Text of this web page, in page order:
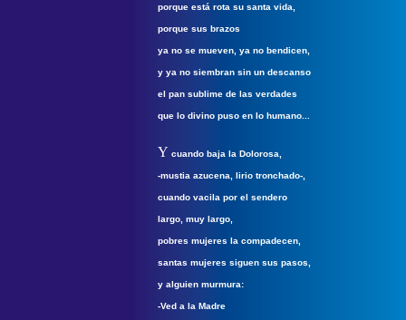
porque está rota su santa vida,
porque sus brazos
ya no se mueven, ya no bendicen,
y ya no siembran sin un descanso
el pan sublime de las verdades
que lo divino puso en lo humano...
Y cuando baja la Dolorosa,
-mustia azucena, lirio tronchado-,
cuando vacila por el sendero
largo, muy largo,
pobres mujeres la compadecen,
santas mujeres siguen sus pasos,
y alguien murmura:
-Ved a la Madre